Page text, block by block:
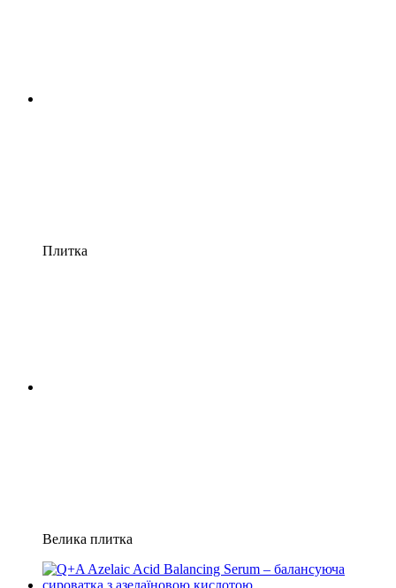
Плитка
Велика плитка